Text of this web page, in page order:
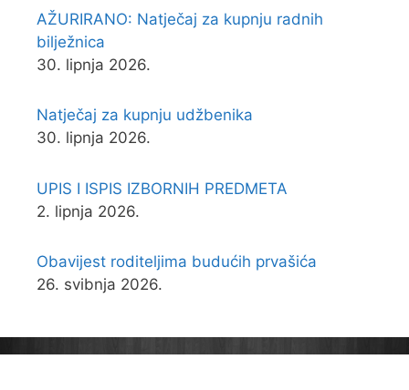
AŽURIRANO: Natječaj za kupnju radnih
bilježnica
30. lipnja 2026.
Natječaj za kupnju udžbenika
30. lipnja 2026.
UPIS I ISPIS IZBORNIH PREDMETA
2. lipnja 2026.
Obavijest roditeljima budućih prvašića
26. svibnja 2026.